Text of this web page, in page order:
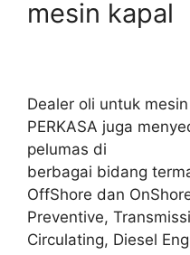
mesin kapal
Dealer oli untuk
PERKASA juga
pelumas di
berbagai bidang
OffShore dan
Preventive,
Circulating, Diesel